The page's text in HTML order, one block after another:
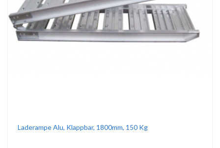
Laderampe Alu, Klappbar, 1800mm, 150 Kg